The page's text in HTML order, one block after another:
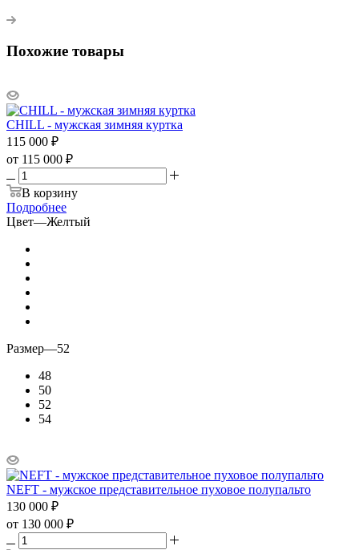
Похожие товары
CHILL - мужская зимняя куртка
115 000 ₽
от 115 000 ₽
В корзину
Подробнее
Цвет—Желтый
Размер—52
48
50
52
54
NEFT - мужское представительное пуховое полупальто
130 000 ₽
от 130 000 ₽